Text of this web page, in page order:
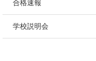
合格速報
学校説明会